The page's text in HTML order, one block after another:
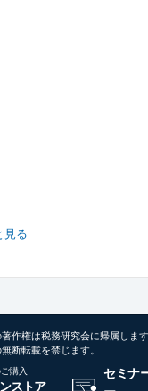
見る
作権は税務研究会に帰属します
断転載を禁じます。
購入
ストア
セミナ